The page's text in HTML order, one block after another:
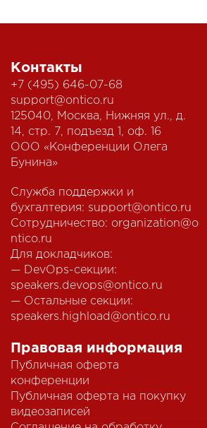
Контакты
+7 (495) 646-07-68
support@ontico.ru
125040, Москва, Нижняя ул., д.
14, стр. 7, подъезд 1, оф. 16
ООО «Конференции Олега
Бунина»
Служба поддержки и
бухгалтерия: support@ontico.ru
Сотрудничество: organization@o
ntico.ru
Для докладчиков:
— DevOps-секции:
speakers.devops@ontico.ru
— Остальные секции:
speakers.highload@ontico.ru
Правовая информация
Публичная оферта
конференции
Публичная оферта на покупку
видеозаписей